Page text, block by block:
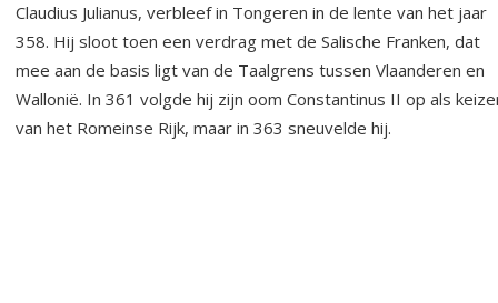
Claudius Julianus, verbleef in Tongeren in de lente van het jaar
358. Hij sloot toen een verdrag met de Salische Franken, dat
mee aan de basis ligt van de Taalgrens tussen Vlaanderen en
Wallonië. In 361 volgde hij zijn oom Constantinus II op als
van het Romeinse Rijk, maar in 363 sneuvelde hij.